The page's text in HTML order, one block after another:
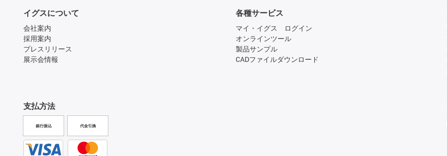
イグスについて
会社案内
採用案内
プレスリリース
展示会情報
支払方法
銀行振込 代金引換
各種サービス
マイ・イグス ログイン
オンラインツール
製品サンプル
CADファイルダウンロード